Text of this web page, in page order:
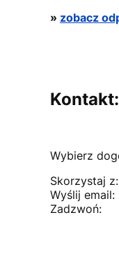
» zobacz
Kontakt:
Wybierz
Skorzystaj z:
Wyślij
Zadzwoń: